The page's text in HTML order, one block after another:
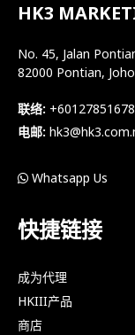
HK3
No. 45, Jalan
82000 Pontian,
联络:
电邮:
Whatsapp Us
快捷链接
成为代理
HKIII产品
商店